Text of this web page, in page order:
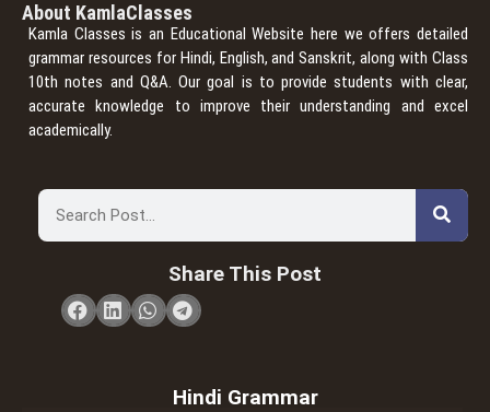
About KamlaClasses
Kamla Classes is an Educational Website here we offers detailed
grammar resources for Hindi, English, and Sanskrit, along with Class
10th notes and Q&A. Our goal is to provide students with clear,
accurate knowledge to improve their understanding and excel
academically.
Share This Post
Hindi Grammar